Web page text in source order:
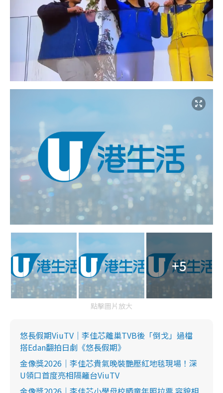
+5
點擊圖片放大
悠長假期ViuTV｜李佳芯離巢TVB後「倒戈」過檔
搭Edan翻拍日劇《悠長假期》
金像獎2026｜李佳芯貴氣晚裝艷壓紅地毯現場！深
U領口首度亮相隔籬台ViuTV